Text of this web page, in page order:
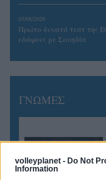
volleyplanet - Do Not
Information
05/08/2026
Πρώτο δυνατό τεστ της
εδάφους με Σουηδία
ΓΝΩΜΕΣ